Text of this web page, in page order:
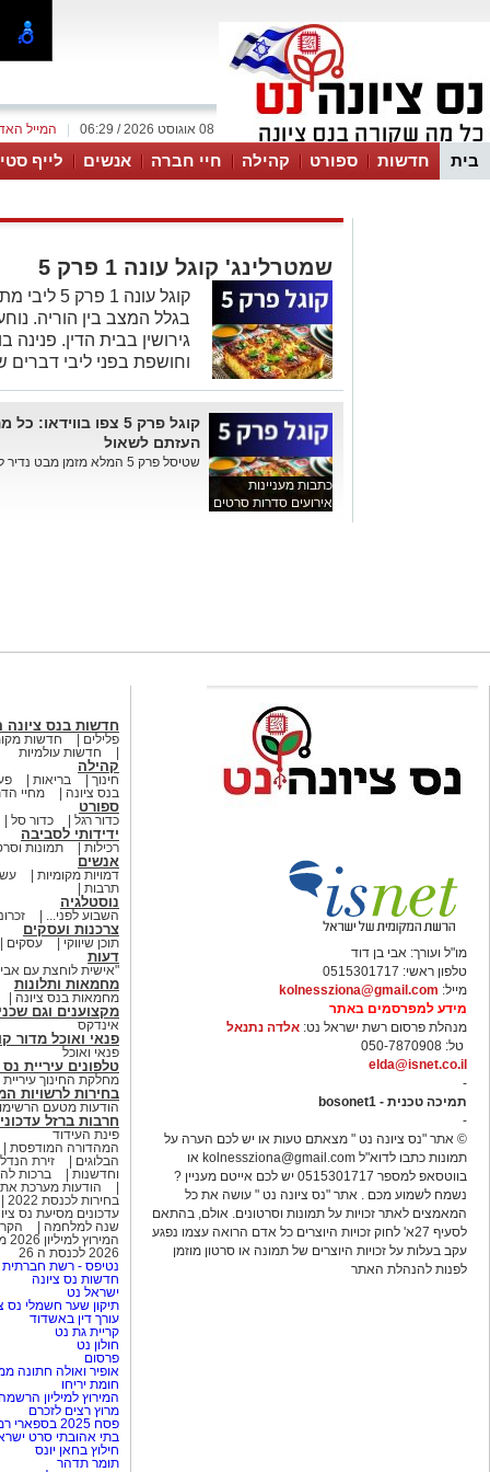
המייל 08 אוגוסט 2026 / 06:29
בית חדשות ספורט קהילה חיי חברה אנשים לייף
שמטרלינג' קוגל עונה 1 פרק 5
קוגל עונה
בגלל המצב בין הוריה.
גירושין בבית הדין.
וחושפת בפני ליבי דברים
כתבות מעניינות
אירועים סדרות סרטים
קוגל פרק 5 צפו
העזתם לשאול
שטיסל פרק 5 המלא מזמן מבט נדיר לא רק אל תוך הקהילה החרדית של ...
מו"ל ועורך: אבי בן דוד
טלפון ראשי: 0515301717
מייל: kolnessziona@gmail.com
מידע למפרסמים באתר
מנהלת פרסום רשת ישראל נט: אלדה נתנאל
טל: 050-7870908
elda@isnet.co.il
-
תמיכה טכנית - bosonet1
-
© אתר "נס ציונה נט " מצאתם טעות או יש לכם הערה על
תמונות כתבו לדוא"ל kolnessziona@gmail.com או
בווטסאפ למספר 0515301717 יש לכם אייטם מעניין ?
נשמח לשמוע מכם . אתר "נס ציונה נט " עושה את כל
המאמצים לאתר זכויות על תמונות וסרטונים. אולם, בהתאם
לסעיף 27א' לחוק זכויות היוצרים כל אדם הרואה עצמו נפגע
עקב בעלות על זכויות היוצרים של תמונה או סרטון מוזמן
לפנות להנהלת האתר
חדשות בנס
פלילים
חדשות
חדשות עולמיות
קהילה
חינוך בריאות
בנס ציונה
מחיי
ספורט
כדור רגל כדור סל
ידידותי לסביבה
רכילות תמונות
אנשים
דמויות מקומיות
תרבות
נוסטלגיה
השבוע לפני...
צרכנות ועסקים
תוכן שיווקי עסקים
דעות
"אישית לוחצת עם אבי
מחמאות ותלונות
מחמאות בנס ציונה
מקצוענים וגם
אינדקס
פנאי ואוכל מדור
פנאי ואוכל
טלפונים עיריית נס
מחלקת החינוך עיריית
בחירות לרשויות
הודעות מטעם
חרבות ברזל
פינת העידוד
המהדורה המודפסת
הבלוגים
זירת
וחדשנות
ברכות
הודעות מערכת
בחירות לכנסת 2022
עדכונים מסיעת נס
שנה למלחמה
המירוץ למיליון 2026 משתתפים פרקים ווידאו סקרים
2026 לכנסת ה 26
נטיפס - רשת חברתית
חדשות נס ציונה
ישראל נט
תיקון שער חשמלי נס
עורך דין באשדוד
קריית גת נט
חולון נט
פרסום
אופיר ואולה חתונה
חומת יריחו
המירוץ למיליון
מרוץ רצים לזכרם
פסח 2025 בספארי רמת גן
בתי אהובתי סרט
חילוץ בחאן יונס
תומר תדהר